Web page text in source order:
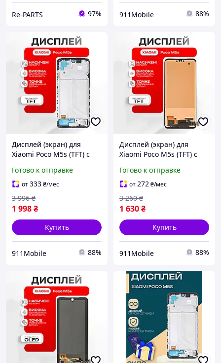
Re-PARTS 97% 911Mobile 88%
Дисплей (экран) для
Xiaomi Poco M5s (TFT) с
экрана
Готово к отправке
от333₴/мес
1 998₴
3 996 ₴
Купить
911Mobile 88%
Дисплей (экран) для
Xiaomi Poco M5s (TFT) с
качество экрана
Готово к отправке
от272₴/мес
1 630₴
3 260 ₴
Купить
911Mobile 88%